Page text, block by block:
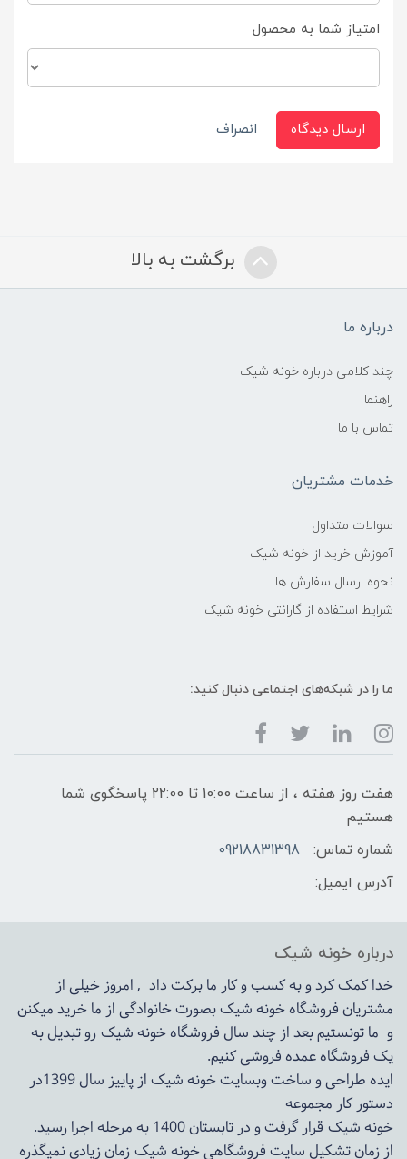
امتیاز شما به محصول
ارسال دیدگاه انصراف
برگشت به بالا
درباره ما
چند کلامی درباره خونه شیک
راهنما
تماس با ما
خدمات مشتریان
سوالات متداول
آموزش خرید از خونه شیک
نحوه ارسال سفارش ها
شرایط استفاده از گارانتی خونه شیک
ما را در شبکه‌های اجتماعی دنبال کنید:
هفت روز هفته ، از ساعت 10:00 تا 22:00 پاسخگوی شما
هستیم
شماره تماس:
09218831398
آدرس ایمیل:
درباره خونه شیک
خدا کمک کرد و به کسب و کار ما برکت داد , امروز خیلی از
مشتریان فروشگاه خونه شیک بصورت خانوادگی از ما خرید میکنن
و ما تونستیم بعد از چند سال فروشگاهخونه شیکرو تبدیل به
یک فروشگاه عمده فروشی کنیم.
ایده طراحی و ساخت وبسایت خونه شیک از پاییز سال 1399در
دستور کار مجموعه
خونه شیک قرار گرفت و در تابستان 1400 به مرحله اجرا رسید.
از زمان تشکیل سایت فروشگاهیخونه شیکزمان زیادی نمیگذره